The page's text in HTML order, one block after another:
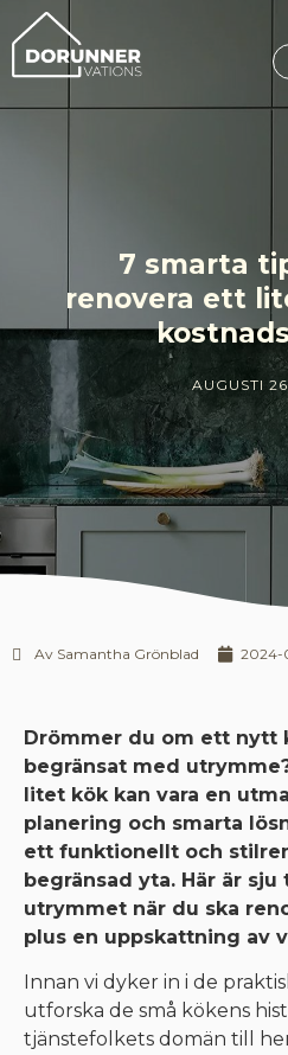
7 smarta
renovera ett
AUGUSTI
Av Samantha Grönblad 2024-
Drömmer du om ett nytt
begränsat med
litet kök kan vara en
planering och smarta
ett funktionellt och
begränsad yta. Här är
utrymmet när du ska
plus en uppskattning av
Innan vi dyker in i de
utforska de små kökens
tjänstefolkets domän till